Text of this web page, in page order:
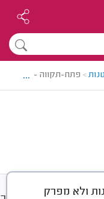
> פתח-תקווה - גבעת
...
ולא מפרק